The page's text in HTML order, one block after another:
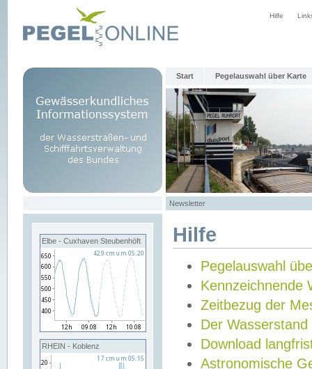
Hilfe
Start Pegelauswahl über Karte
Newsletter
Elbe - Cuxhaven Steubenhöft
RHEIN - Koblenz
Hilfe
Pegelauswahl
Kennzeichnende
Zeitbezug der
Der Wasserstand
Download
Astronomische